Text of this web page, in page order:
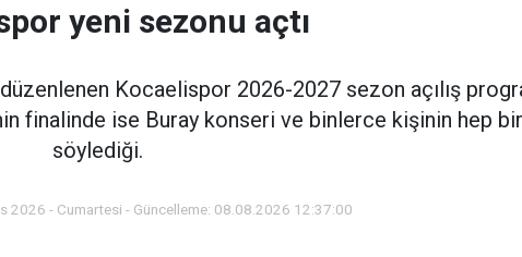
yeni sezonu açtı
Kocaelispor 2026-2027 sezon açılış
finalinde ise Buray konseri ve binlerce kişinin hep
söylediği.
2026 - Cumartesi - Güncelleme: 08.08.2026 12:37:00